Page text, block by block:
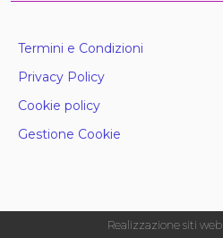
Termini e Condizioni
Privacy Policy
Cookie policy
Gestione Cookie
Realizzazione siti web